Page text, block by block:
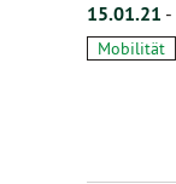
15.01.21 -
Mobilität